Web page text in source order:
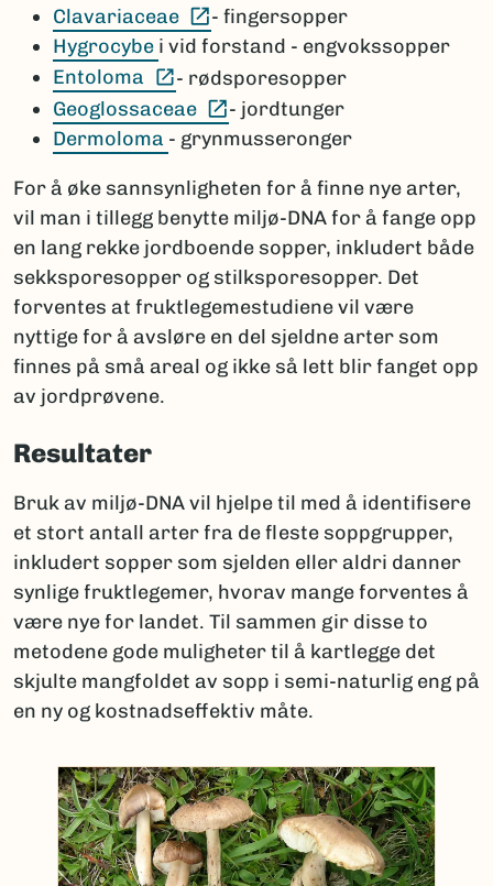
Clavariaceae (Ekstern lenke)
- fingersopper
Hygrocybe i vid forstand - engvokssopper
Entoloma
(Ekstern lenke)
- rødsporesopper
Geoglossaceae
(Ekstern lenke)
- jordtunger
Dermoloma - grynmusseronger
For å øke sannsynligheten for å finne nye arter,
vil man i tillegg benytte miljø-DNA for å fange opp
en lang rekke jordboende sopper, inkludert både
sekksporesopper og stilksporesopper. Det
forventes at fruktlegemestudiene vil være
nyttige for å avsløre en del sjeldne arter som
finnes på små areal og ikke så lett blir fanget opp
av jordprøvene.
Resultater
Bruk av miljø-DNA vil hjelpe til med å identifisere
et stort antall arter fra de fleste soppgrupper,
inkludert sopper som sjelden eller aldri danner
synlige fruktlegemer, hvorav mange forventes å
være nye for landet. Til sammen gir disse to
metodene gode muligheter til å kartlegge det
skjulte mangfoldet av sopp i semi-naturlig eng på
en ny og kostnadseffektiv måte.